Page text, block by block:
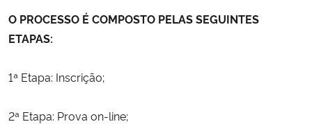
Ministério do Turismo
Ministério do Desenvolvimento Regional
Controladoria-Geral da União
O PROCESSO É COMPOSTO PELAS SEGUINTES
ETAPAS:
1ª Etapa: Inscrição;
2ª Etapa: Prova on-line;